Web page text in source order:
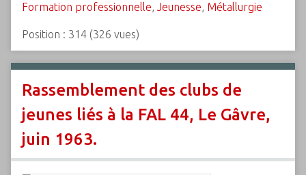
Formation professionnelle, Jeunesse, Métallurgie
Position : 314 (326 vues)
Rassemblement des clubs de
jeunes liés à la FAL 44, Le Gâvre,
juin 1963.